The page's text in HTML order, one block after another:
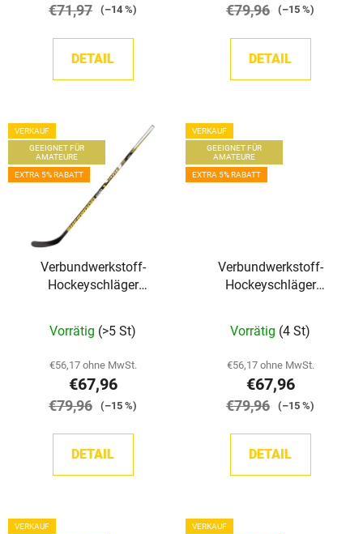
€71,97 (–14 %)
DETAIL
€79,96 (–15 %)
DETAIL
VERKAUF
GEEIGNET FÜR
AMATEURE
EXTRA 5% RABATT
Verbundwerkstoff-
Hockeyschläger
Vorrätig (>5 St)
€56,17 ohne MwSt.
€67,96
€79,96 (–15 %)
DETAIL
VERKAUF
GEEIGNET FÜR
AMATEURE
EXTRA 5% RABATT
Verbundwerkstoff-
Hockeyschläger
Vorrätig (4 St)
€56,17 ohne MwSt.
€67,96
€79,96 (–15 %)
DETAIL
VERKAUF
VERKAUF